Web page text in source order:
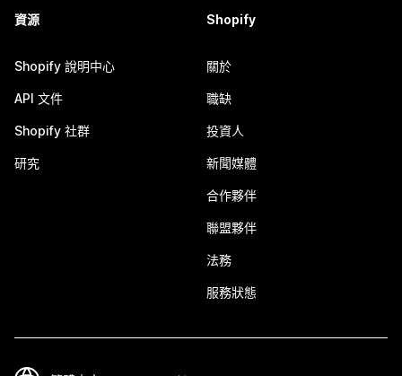
資源
Shopify 說明中心
API 文件
Shopify 社群
研究
Shopify
關於
職缺
投資人
新聞媒體
合作夥伴
聯盟夥伴
法務
服務狀態